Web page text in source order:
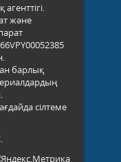
және
барлық
сілтеме